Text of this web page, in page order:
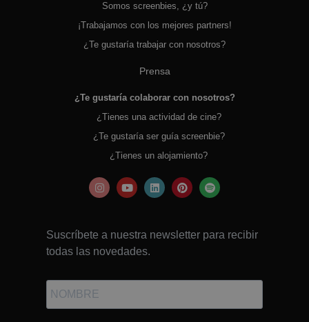
Somos screenbies, ¿y tú?
¡Trabajamos con los mejores partners!
¿Te gustaría trabajar con nosotros?
Prensa
¿Te gustaría colaborar con nosotros?
¿Tienes una actividad de cine?
¿Te gustaría ser guía screenbie?
¿Tienes un alojamiento?
Suscríbete a nuestra newsletter para recibir
todas las novedades.